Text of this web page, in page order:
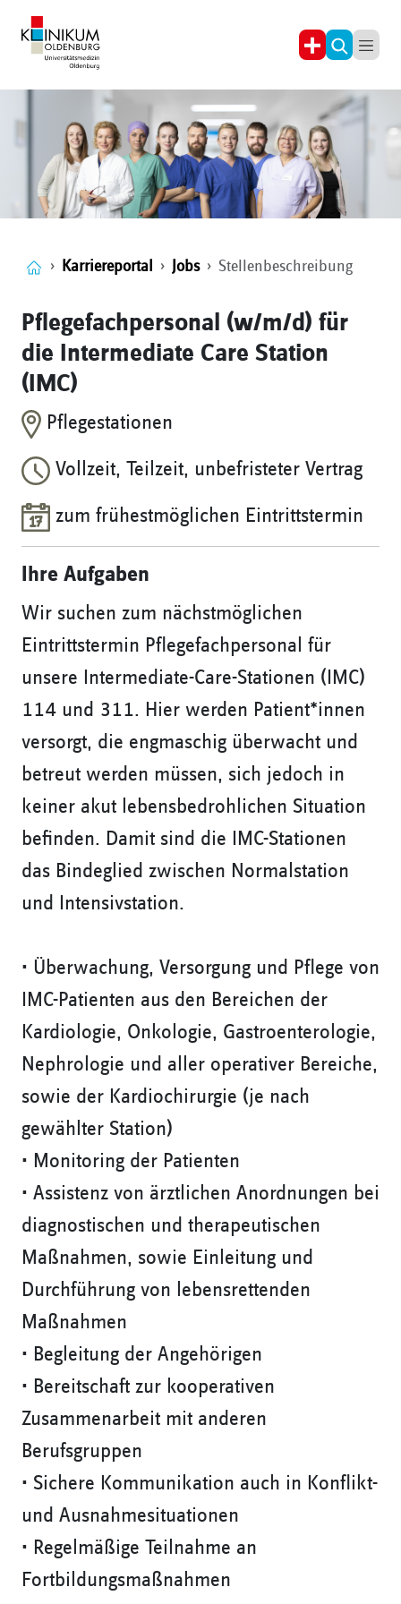
Karriereportal Jobs Stellenbeschreibung
Pflegefachpersonal (w/m/d) für
die Intermediate Care Station
(IMC)
Pflegestationen
Vollzeit, Teilzeit, unbefristeter Vertrag
zum frühestmöglichen Eintrittstermin
Ihre Aufgaben
Wir suchen zum nächstmöglichen
Eintrittstermin Pflegefachpersonal für
unsere Intermediate-Care-Stationen (IMC)
114 und 311. Hier werden Patient*innen
versorgt, die engmaschig überwacht und
betreut werden müssen, sich jedoch in
keiner akut lebensbedrohlichen Situation
befinden. Damit sind die IMC-Stationen
das Bindeglied zwischen Normalstation
und Intensivstation.
• Überwachung, Versorgung und Pflege von
IMC-Patienten aus den Bereichen der
Kardiologie, Onkologie, Gastroenterologie,
Nephrologie und aller operativer Bereiche,
sowie der Kardiochirurgie (je nach
gewählter Station)
• Monitoring der Patienten
• Assistenz von ärztlichen Anordnungen bei
diagnostischen und therapeutischen
Maßnahmen, sowie Einleitung und
Durchführung von lebensrettenden
Maßnahmen
• Begleitung der Angehörigen
• Bereitschaft zur kooperativen
Zusammenarbeit mit anderen
Berufsgruppen
• Sichere Kommunikation auch in Konflikt-
und Ausnahmesituationen
• Regelmäßige Teilnahme an
Fortbildungsmaßnahmen